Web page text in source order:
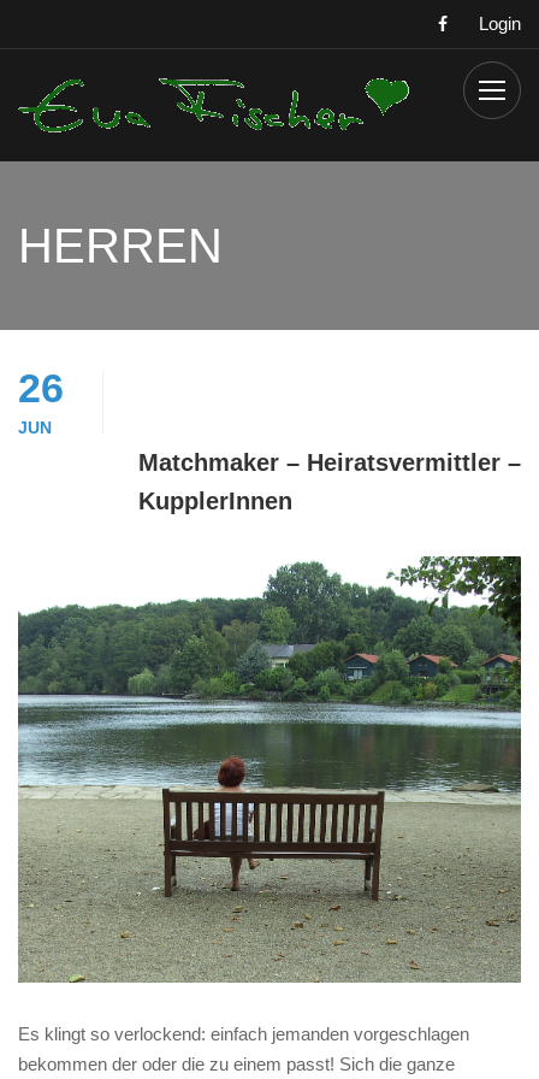
Login
HERREN
26
JUN
Matchmaker – Heiratsvermittler –
KupplerInnen
Es klingt so verlockend: einfach jemanden vorgeschlagen
bekommen der oder die zu einem passt! Sich die ganze